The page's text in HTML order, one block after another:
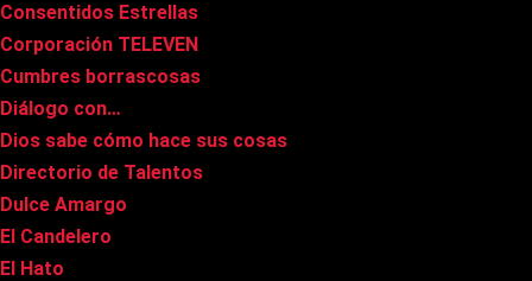
Consentidos Estrellas
Corporación TELEVEN
Cumbres borrascosas
Diálogo con…
Dios sabe cómo hace sus cosas
Directorio de Talentos
Dulce Amargo
El Candelero
El Hato